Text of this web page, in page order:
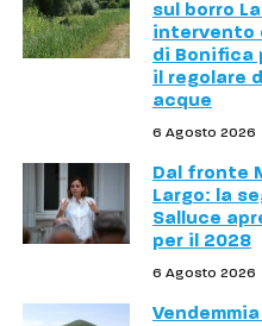
sul borro
intervento
di Bonifica
il regolare
acque
6 Agosto 2026
Dal fronte
Largo: la
Salluce
per il 2028
6 Agosto 2026